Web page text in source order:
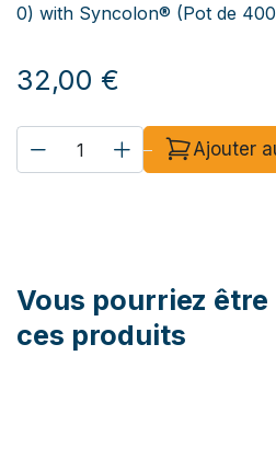
0) with Syncolon® (Pot de
32,00 €
Ajouter
Vous pourriez
ces produits